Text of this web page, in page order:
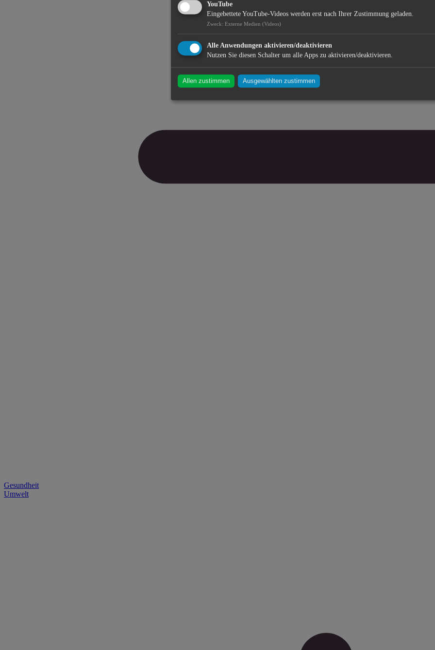
Gesundheit
Umwelt
YouTube
Eingebettete YouTube-Videos werden erst nach Ihrer Zustimmung geladen.
Zweck: Externe Medien (Videos)
Alle Anwendungen aktivieren/deaktivieren
Nutzen Sie diesen Schalter um alle Apps zu aktivieren/deaktivieren.
Allen zustimmen Ausgewählten zustimmen